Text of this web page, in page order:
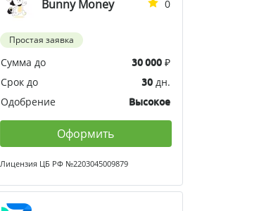
Bunny Money 0
Простая заявка
Сумма до 30 000₽
Срок до
30дн.
Одобрение
Высокое
Оформить
Лицензия ЦБ РФ №2203045009879